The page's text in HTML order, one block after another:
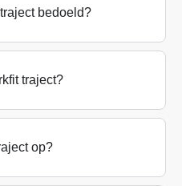
bedoeld?
traject?
op?